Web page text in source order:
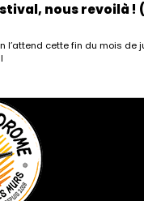
nous revoilà !
l’attend cette fin du mois de